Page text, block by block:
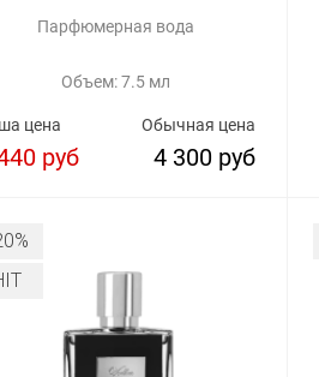
Парфюмерная вода
Объем: 7.5 мл
Обычная цена
4 300 руб
цена
руб